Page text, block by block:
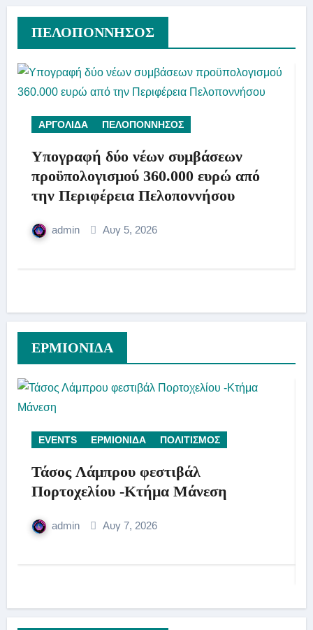
ΠΕΛΟΠΟΝΝΗΣΟΣ
ΑΡΓΟΛΙΔΑ ΠΕΛΟΠΟΝΝΗΣΟΣ
Υπογραφή δύο νέων συμβάσεων
προϋπολογισμού 360.000 ευρώ από
την Περιφέρεια Πελοποννήσου
admin Αυγ 5, 2026
ΕΡΜΙΟΝΙΔΑ
EVENTS ΕΡΜΙΟΝΙΔΑ ΠΟΛΙΤΙΣΜΟΣ
Τάσος Λάμπρου φεστιβάλ
Πορτοχελίου -Κτήμα Μάνεση
admin Αυγ 7, 2026